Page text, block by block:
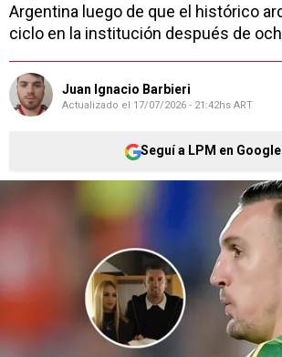
Argentina luego de que el histórico
ciclo en la institución después de
Juan Ignacio Barbieri
Actualizado el 17/07/2026 - 21:42hs ART
Seguí a LPM en